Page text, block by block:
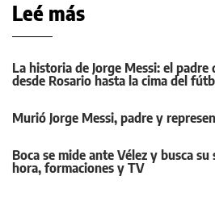
Leé más
La historia de Jorge Messi: el
desde Rosario hasta la cima del
Murió Jorge Messi, padre y
Boca se mide ante Vélez y busca
hora, formaciones y TV